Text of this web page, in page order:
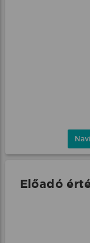
Előadó